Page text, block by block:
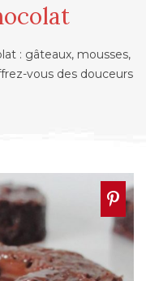
: gâteaux, mousses,
vous des douceurs